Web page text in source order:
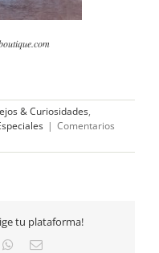
& Curiosidades,
| Comentarios
tu plataforma!
WhatsApp
Email